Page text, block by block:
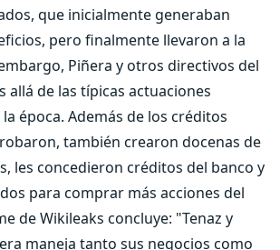
que inicialmente generaban
pero finalmente llevaron a la
Piñera y otros directivos del
allá de las típicas actuaciones
época. Además de los créditos
también crearon docenas de
les concedieron créditos del banco y
para comprar más acciones del
de Wikileaks concluye: "Tenaz y
maneja tanto sus negocios como